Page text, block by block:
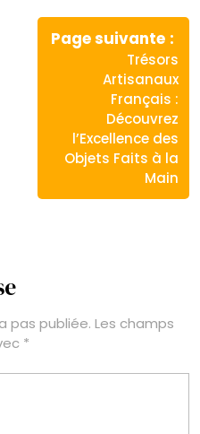
Page suivante
Article
suivant
:
Trésors
Artisanaux
Français :
Découvrez
l’Excellence des
Objets Faits à la
Main
pas publiée. Les champs
*